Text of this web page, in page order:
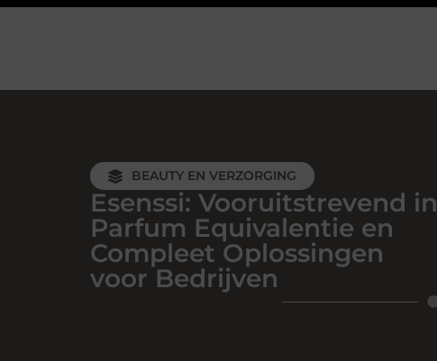
BEAUTY EN VERZORGING
Esenssi: Vooruitstrevend in
Parfum Equivalentie en
Compleet Oplossingen
voor Bedrijven